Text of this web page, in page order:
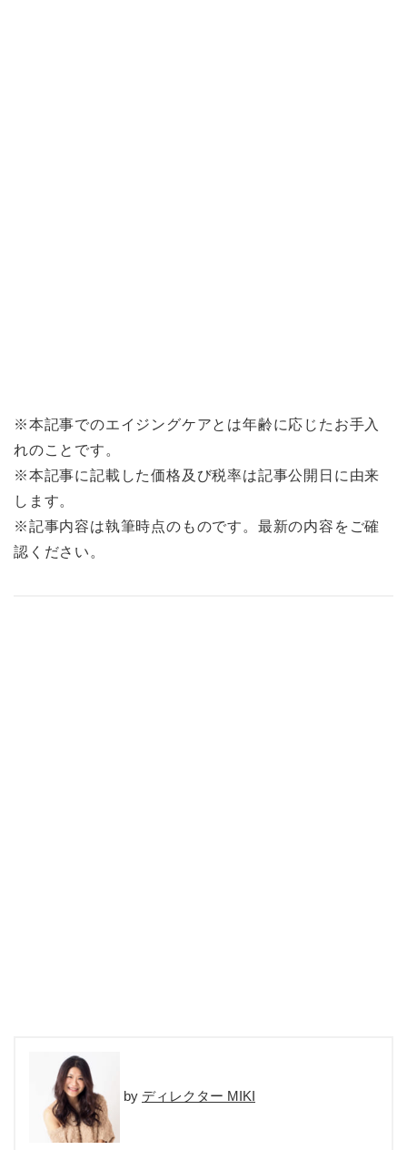
※本記事でのエイジングケアとは年齢に応じたお手入
れのことです。
※本記事に記載した価格及び税率は記事公開日に由来
します。
※記事内容は執筆時点のものです。最新の内容をご確
認ください。
ディレクター MIKI